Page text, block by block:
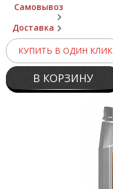
Самовывоз
Доставка
КУПИТЬ В ОДИН КЛИК
В КОРЗИНУ